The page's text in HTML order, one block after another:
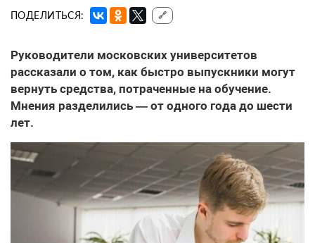
ПОДЕЛИТЬСЯ: 🔗
Руководители московских университетов
рассказали о том, как быстро выпускники могут
вернуть средства, потраченные на обучение.
Мнения разделились — от одного года до шести
лет.